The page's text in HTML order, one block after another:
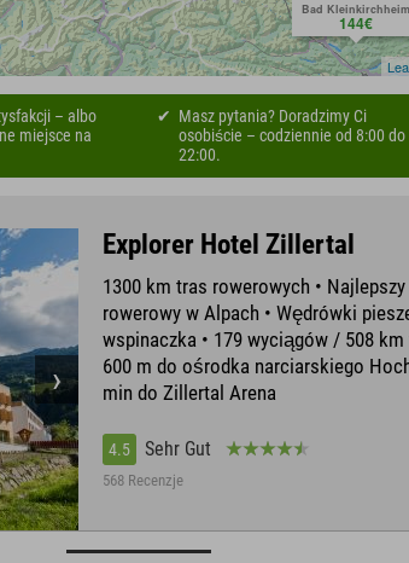
Bad Kleinkirchheim
144€
– albo
miejsce na
Masz pytania? Doradzimy Ci
osobiście – codziennie od 8:00 do
22:00.
Explorer Hotel Zillertal
1300 km tras rowerowych • Najlepszy
rowerowy w Alpach • Wędrówki
wspinaczka • 179 wyciągów / 508 km
600 m do ośrodka narciarskiego
min do Zillertal Arena
4.5 Sehr Gut
568 Recenzje